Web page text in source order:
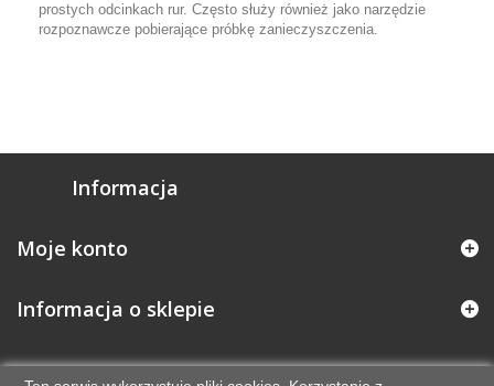
prostych odcinkach rur. Często służy również jako narzędzie
rozpoznawcze pobierające próbkę zanieczyszczenia.
Informacja
Moje konto
Informacja o sklepie